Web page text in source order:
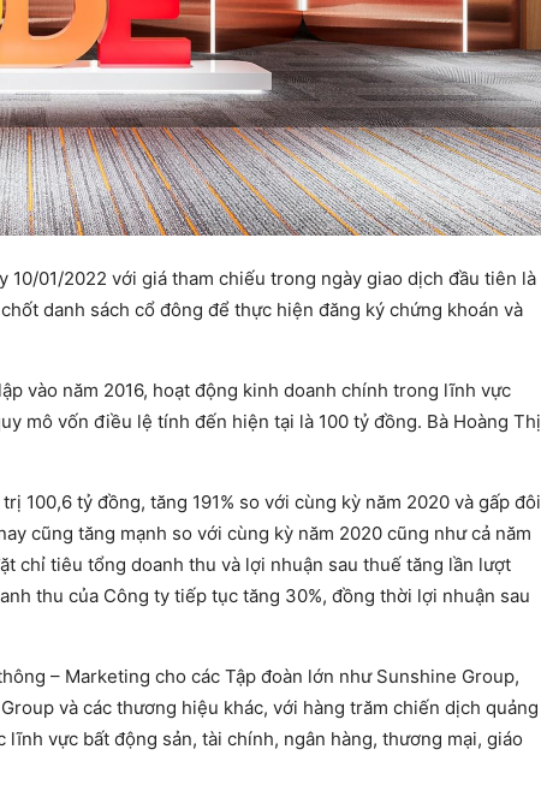
01/2022 với giá tham chiếu trong ngày giao dịch đầu tiên là
danh sách cổ đông để thực hiện đăng ký chứng khoán và
vào năm 2016, hoạt động kinh doanh chính trong lĩnh vực
mô vốn điều lệ tính đến hiện tại là 100 tỷ đồng. Bà Hoàng Thị
100,6 tỷ đồng, tăng 191% so với cùng kỳ năm 2020 và gấp đôi
cũng tăng mạnh so với cùng kỳ năm 2020 cũng như cả năm
chỉ tiêu tổng doanh thu và lợi nhuận sau thuế tăng lần lượt
thu của Công ty tiếp tục tăng 30%, đồng thời lợi nhuận sau
– Marketing cho các Tập đoàn lớn như Sunshine Group,
và các thương hiệu khác, với hàng trăm chiến dịch quảng
vực bất động sản, tài chính, ngân hàng, thương mại, giáo